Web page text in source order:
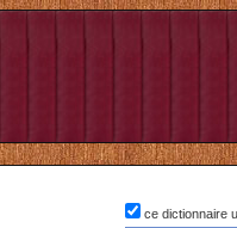
ce dictionnaire